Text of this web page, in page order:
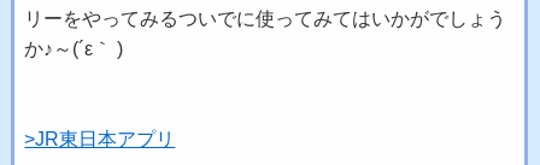
リーをやってみるついでに使ってみてはいかがでしょう
か♪～(´ε｀ )
>JR東日本アプリ